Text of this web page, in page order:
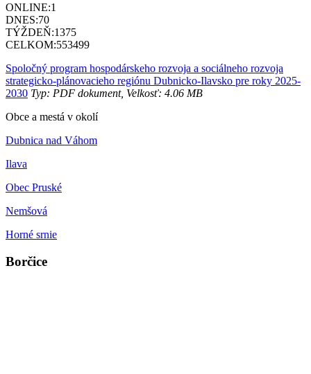
ONLINE:1
DNES:70
TÝŽDEŇ:1375
CELKOM:553499
Spoločný program hospodárskeho rozvoja a sociálneho rozvoja
strategicko-plánovacieho regiónu Dubnicko-Ilavsko pre roky 2025-
2030 Typ: PDF dokument, Velkosť: 4.06 MB
Obce a mestá v okolí
Dubnica nad Váhom
Ilava
Obec Pruské
Nemšová
Horné srnie
Borčice